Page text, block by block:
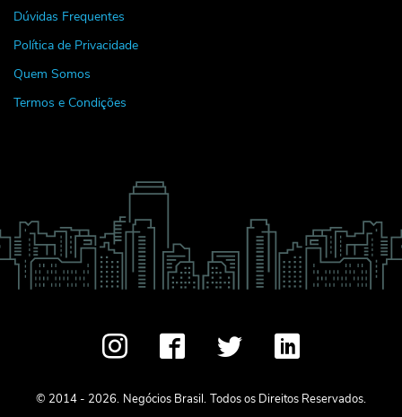
Dúvidas Frequentes
Política de Privacidade
Quem Somos
Termos e Condições
© 2014 - 2026. Negócios Brasil. Todos os Direitos Reservados.